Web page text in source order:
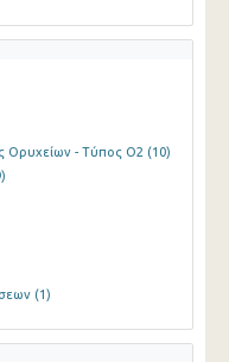
Ορυχείων - Τύπος Ο2 (10)
(1)